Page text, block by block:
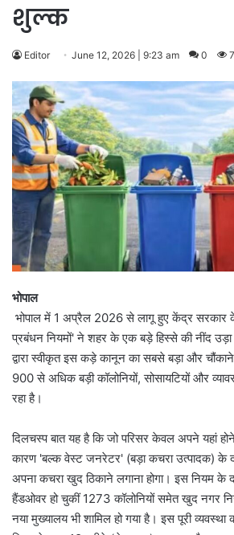
शुल्क
Editor June 12, 2026 | 9:23 am 0
भोपाल
भोपाल में 1 अप्रैल 2026 से लागू हुए केंद्र सरकार
प्रबंधन नियमों' ने शहर के एक बड़े हिस्से की नींद उड़ा
द्वारा स्वीकृत इस कड़े कानून का सबसे बड़ा और
900 से अधिक बड़ी कॉलोनियों, सोसायटियों और
रहा है।
दिलचस्प बात यह है कि जो परिसर केवल अपने यहां
कारण 'बल्क वेस्ट जनरेटर' (बड़ा कचरा उत्पादक) के
अपना कचरा खुद ठिकाने लगाना होगा। इस नियम के
हैंडओवर हो चुकीं 1273 कॉलोनियों समेत खुद नगर
नया मुख्यालय भी शामिल हो गया है। इस पूरी